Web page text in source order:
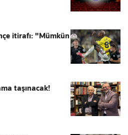
itirafı: "Mümkün
taşınacak!